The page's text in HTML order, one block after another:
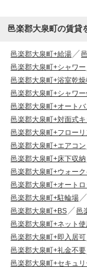
邑楽郡大泉町の賃貸
邑楽郡大泉町+給湯
邑楽郡大泉町+シャワー
邑楽郡大泉町+浴室乾
邑楽郡大泉町+シャワ
邑楽郡大泉町+オートバ
邑楽郡大泉町+対面式キ
邑楽郡大泉町+フロー
邑楽郡大泉町+エアコン
邑楽郡大泉町+床下収納
邑楽郡大泉町+ウォー
邑楽郡大泉町+オートロ
邑楽郡大泉町+駐輪場
邑楽郡大泉町+BS
邑
邑楽郡大泉町+ネット
邑楽郡大泉町+即入居可
邑楽郡大泉町+礼金不要
邑楽郡大泉町+セキュ